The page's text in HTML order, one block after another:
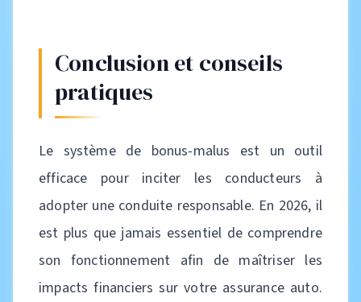
Conclusion et conseils
pratiques
Le système de bonus-malus est un outil
efficace pour inciter les conducteurs à
adopter une conduite responsable. En 2026, il
est plus que jamais essentiel de comprendre
son fonctionnement afin de maîtriser les
impacts financiers sur votre assurance auto.